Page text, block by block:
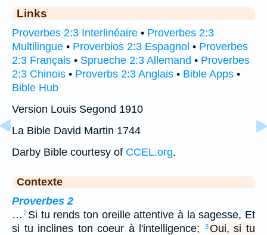
Links
Proverbes 2:3 Interlinéaire • Proverbes 2:3
Multilingue • Proverbios 2:3 Espagnol • Proverbes
2:3 Français • Sprueche 2:3 Allemand • Proverbes
2:3 Chinois • Proverbs 2:3 Anglais • Bible Apps •
Bible Hub
Version Louis Segond 1910
La Bible David Martin 1744
Darby Bible courtesy of CCEL.org.
Contexte
Proverbes 2
… 2 Si tu rends ton oreille attentive à la sagesse, Et
si tu inclines ton coeur à l'intelligence;
3Oui, si tu